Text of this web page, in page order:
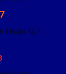
Thuận, Q.7,